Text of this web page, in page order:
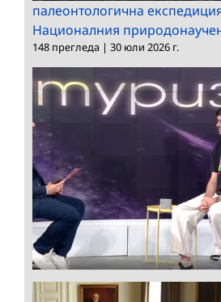
палеонтологична
Националния
148 прегледа | 30 юли 2026 г.